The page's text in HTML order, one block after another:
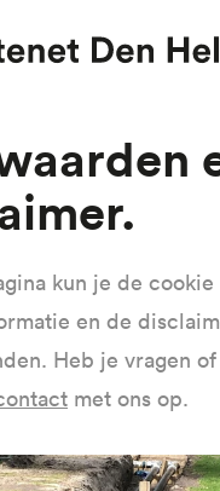
kun je de
en de
Heb je vragen
met ons op.